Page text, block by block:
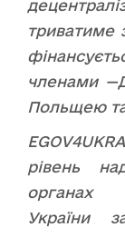
триватиме
членами
Польщею
рівень
органах
України